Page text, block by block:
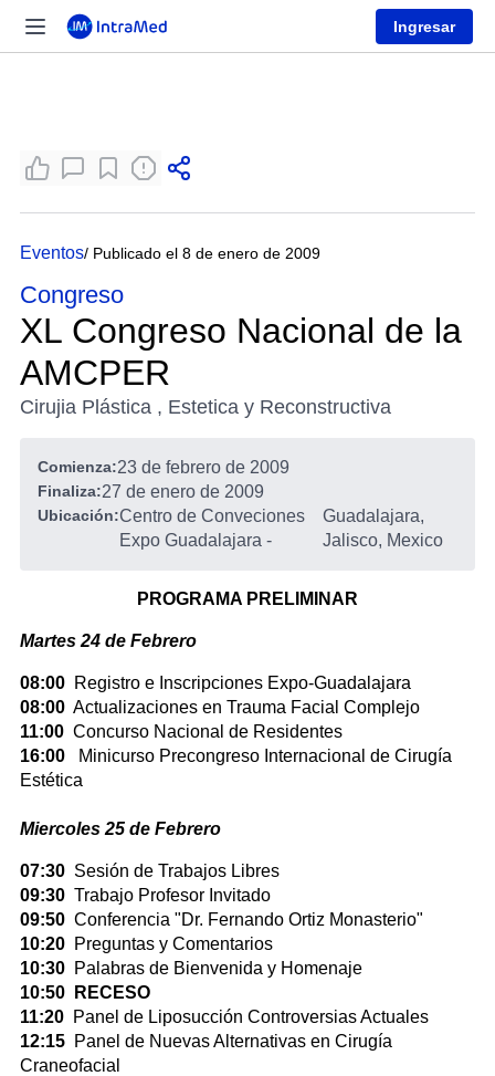
Ingresar
Eventos/ Publicado el 8 de enero de 2009
Congreso
XL Congreso Nacional de la
AMCPER
Cirujia Plástica , Estetica y Reconstructiva
Comienza:23 de febrero de 2009
Finaliza:27 de enero de 2009
Ubicación:Centro de Conveciones
Expo Guadalajara -
Guadalajara,
Jalisco, Mexico
PROGRAMA PRELIMINAR
Martes 24 de Febrero
08:00 Registro e Inscripciones Expo-Guadalajara
08:00 Actualizaciones en Trauma Facial Complejo
11:00 Concurso Nacional de Residentes
16:00 Minicurso Precongreso Internacional de Cirugía
Estética
Miercoles 25 de Febrero
07:30 Sesión de Trabajos Libres
09:30 Trabajo Profesor Invitado
09:50 Conferencia "Dr. Fernando Ortiz Monasterio"
10:20 Preguntas y Comentarios
10:30 Palabras de Bienvenida y Homenaje
10:50 RECESO
11:20 Panel de Liposucción Controversias Actuales
12:15 Panel de Nuevas Alternativas en Cirugía
Craneofacial